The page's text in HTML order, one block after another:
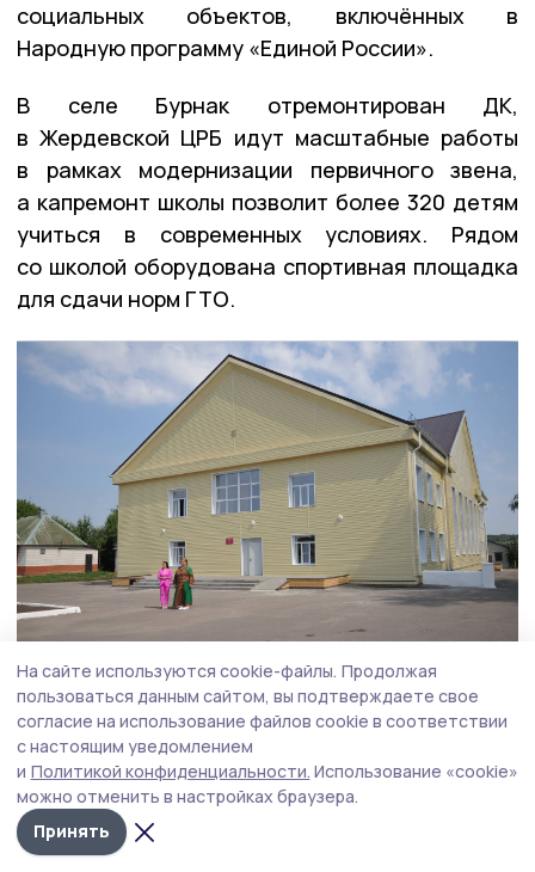
социальных объектов, включённых в
Народную программу «Единой России».
В селе Бурнак отремонтирован ДК,
в Жердевской ЦРБ идут масштабные работы
в рамках модернизации первичного звена,
а капремонт школы позволит более 320 детям
учиться в современных условиях. Рядом
со школой оборудована спортивная площадка
для сдачи норм ГТО.
Фото: Алексей Бучнев
Губернатор проверил и исполнение поручения
по капремонту крыши на улице Советской
в Жердевке. Подрядчик выполнил работы
в полном объёме и раньше обещанного срока.
На сайте используются cookie-файлы. Продолжая
пользоваться данным сайтом, вы подтверждаете свое
согласие на использование файлов cookie в соответствии
с настоящим уведомлением
и Политикой конфиденциальности. Использование «cookie»
можно отменить в настройках браузера.
Принять